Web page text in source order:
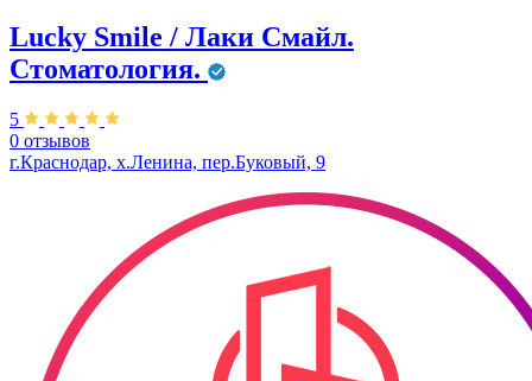
Lucky Smile / Лаки Смайл.
Стоматология.
5
0 отзывов
г.Краснодар, х.Ленина, пер.Буковый, 9